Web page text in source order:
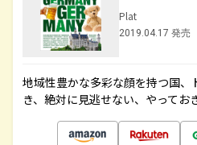
Plat
2019.04.17 発売
地域性豊かな多彩な顔を持つ国、
き、絶対に見逃せない、やってお